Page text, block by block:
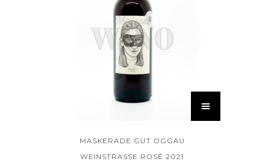
MASKERADE GUT OGGAU
WEINSTRASSE ROSÉ 2021